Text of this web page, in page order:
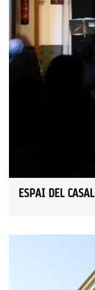
ESPAI DEL CASAL